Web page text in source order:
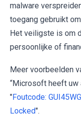
malware
toegang gebruikt
Het veiligste is om
persoonlijke of
Meer voorbeelden
“Microsoft heeft uw
"Foutcode:
Locked".